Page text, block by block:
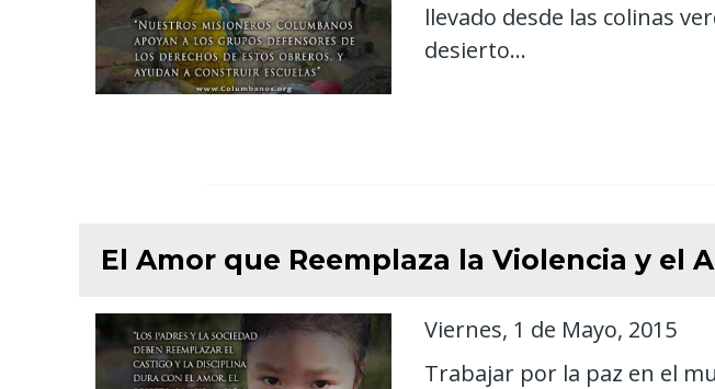
llevado desde las colinas
desierto...
El Amor que Reemplaza la Violencia y el
Viernes, 1 de Mayo, 2015
Trabajar por la paz en el